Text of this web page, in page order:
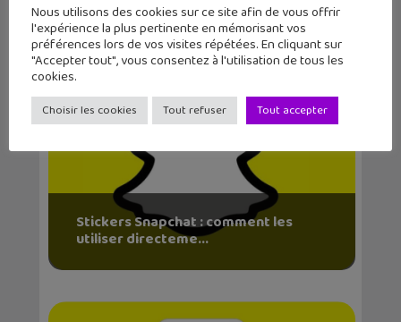
Stickers Snapchat : comment les
utiliser directeme...
Nous utilisons des cookies sur ce site afin de vous offrir
l'expérience la plus pertinente en mémorisant vos
préférences lors de vos visites répétées. En cliquant sur
"Accepter tout", vous consentez à l'utilisation de tous les
cookies.
Choisir les cookies Tout refuser Tout accepter